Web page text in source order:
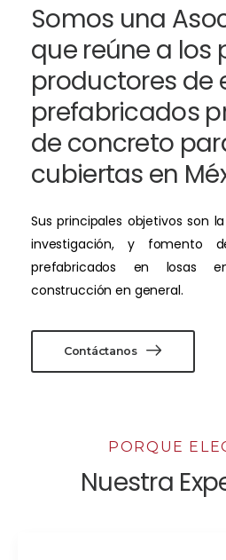
Somos una
que reúne a los
productores de
prefabricados
de concreto
cubiertas en
Sus principales objetivos son
investigación, y fomento
prefabricados en losas
construcción en general.
Contáctanos
PORQUE
Nuestra